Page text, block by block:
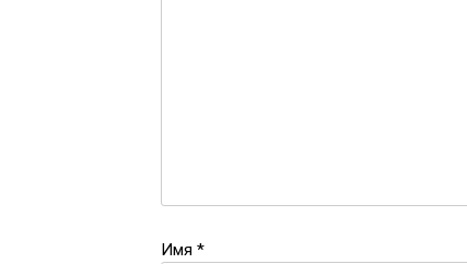
Имя *